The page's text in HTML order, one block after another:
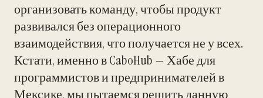
организовать команду, чтобы продукт
развивался без операционного
взаимодействия, что получается не у всех.
Кстати, именно в CaboHub — Хабе для
программистов и предпринимателей в
Мексике, мы пытаемся решить данную